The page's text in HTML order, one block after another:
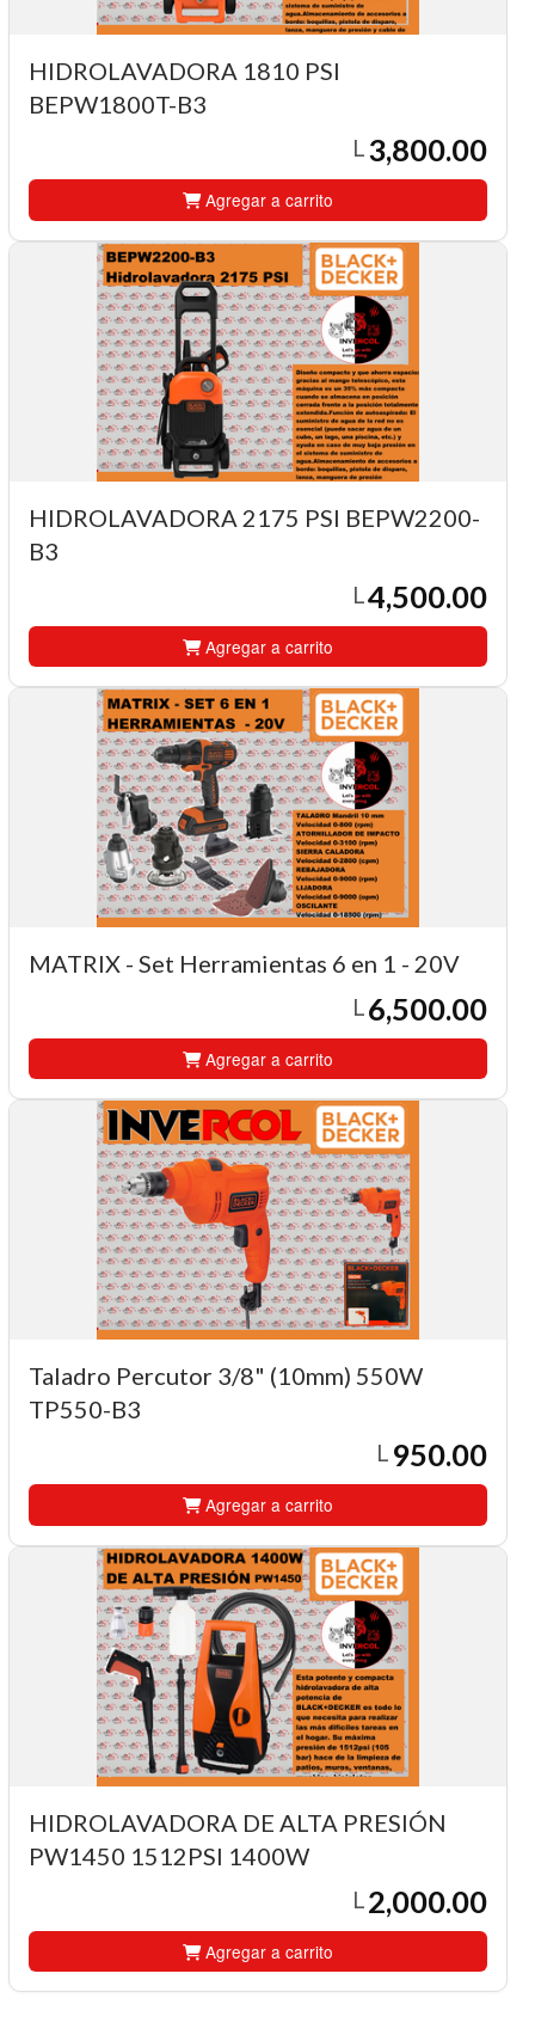
HIDROLAVADORA 1810 PSI
BEPW1800T-B3
L3,800.00
Agregar a carrito
HIDROLAVADORA 2175 PSI BEPW2200-
B3
L 4,500.00
Agregar a carrito
MATRIX - Set Herramientas 6 en 1 - 20V
L6,500.00
Agregar a carrito
Taladro Percutor 3/8" (10mm) 550W
TP550-B3
L 950.00
Agregar a carrito
HIDROLAVADORA DE ALTA PRESIÓN
PW1450 1512PSI 1400W
L2,000.00
Agregar a carrito